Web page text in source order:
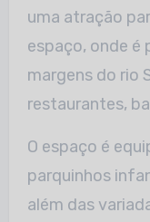
uma atração
espaço, onde é
margens do rio
restaurantes,
O espaço é
parquinhos
além das